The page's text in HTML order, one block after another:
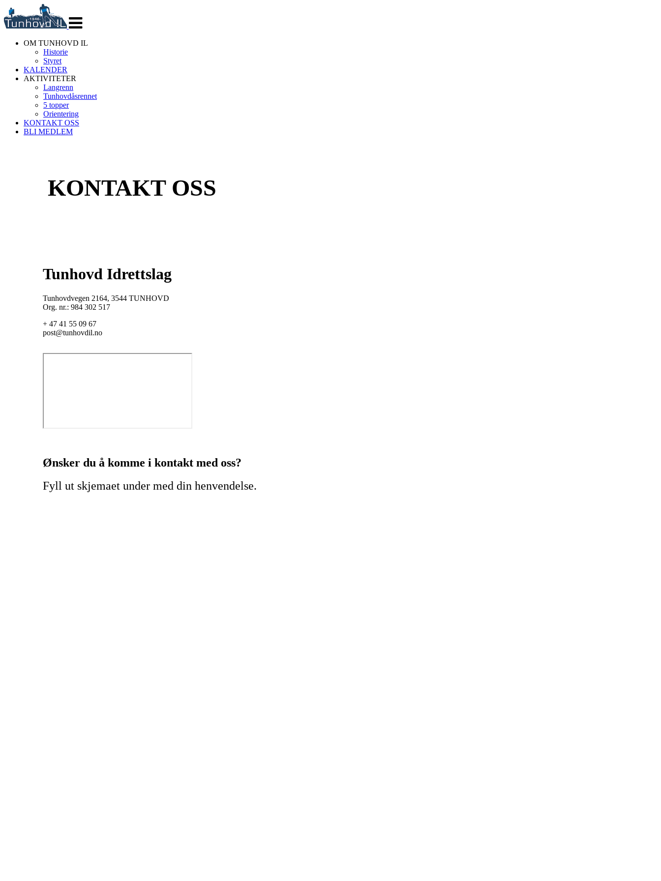
navigasjon
OM TUNHOVD IL
Historie
Styret
KALENDER
AKTIVITETER
Langrenn
Tunhovdåsrennet
5 topper
Orientering
KONTAKT OSS
BLI MEDLEM
KONTAKT OSS
Tunhovd Idrettslag
Tunhovdvegen 2164, 3544 TUNHOVD
Org. nr.: 984 302 517
+ 47 41 55 09 67
post@tunhovdil.no
Ønsker du å komme i kontakt med oss?
Fyll ut skjemaet under med din henvendelse.